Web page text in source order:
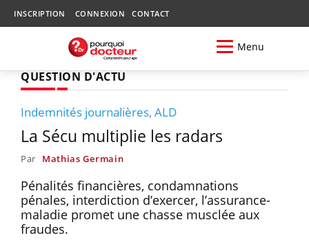
INSCRIPTION CONNEXION CONTACT
Menu
QUESTION D'ACTU
Indemnités journalières, ALD
La Sécu multiplie les radars
Par Mathias Germain
Pénalités financières, condamnations
pénales, interdiction d’exercer, l’assurance-
maladie promet une chasse musclée aux
fraudes.